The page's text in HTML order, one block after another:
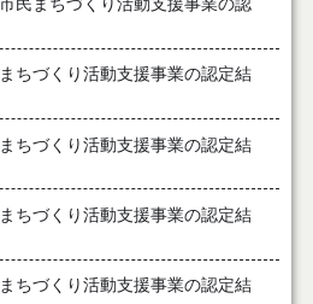
民まちづくり活動支援事業の認
ちづくり活動支援事業の認定結
ちづくり活動支援事業の認定結
ちづくり活動支援事業の認定結
ちづくり活動支援事業の認定結